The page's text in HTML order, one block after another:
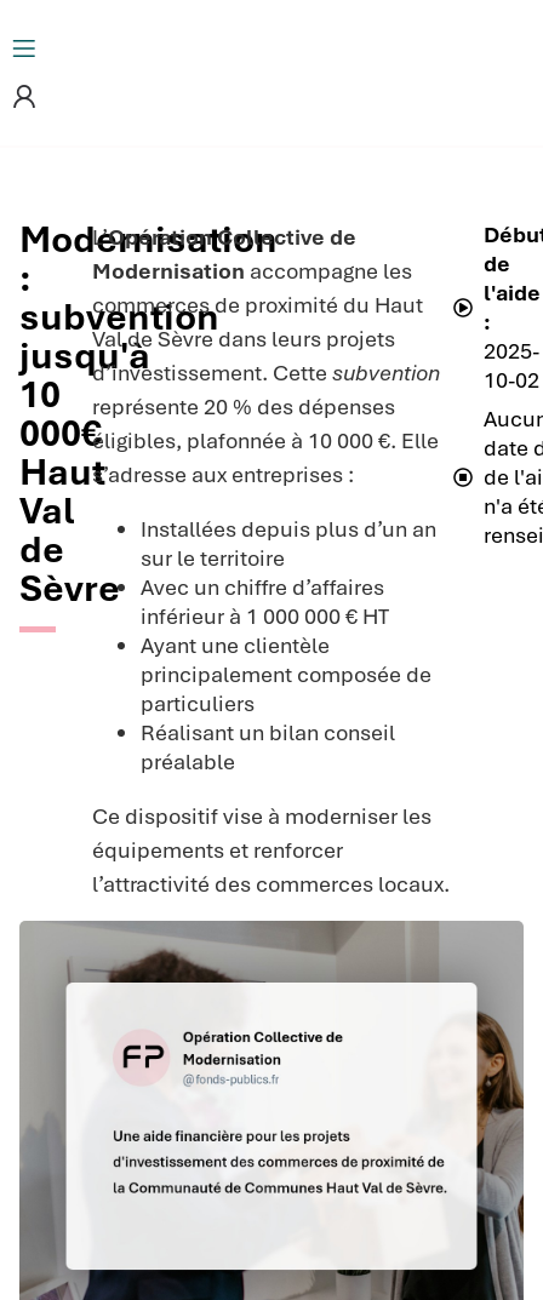
Modernisation
:
subvention
jusqu'à
10
000€
Haut
Val
de
Sèvre
L’Opération Collective de
Modernisation accompagne les
commerces de proximité du Haut
Val de Sèvre dans leurs projets
d’investissement. Cette subvention
représente 20 % des dépenses
éligibles, plafonnée à 10 000 €. Elle
s’adresse aux entreprises :
Installées depuis plus d’un an
sur le territoire
Avec un chiffre d’affaires
inférieur à 1 000 000 € HT
Ayant une clientèle
principalement composée de
particuliers
Réalisant un bilan conseil
préalable
Ce dispositif vise à moderniser les
équipements et renforcer
l’attractivité des commerces locaux.
de
l'aide
:
2025-
10-02
date
de
n'a